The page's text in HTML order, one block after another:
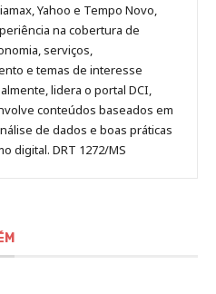
Yahoo e Tempo Novo,
na cobertura de
serviços,
e temas de interesse
lidera o portal DCI,
conteúdos baseados em
de dados e boas práticas
digital. DRT 1272/MS